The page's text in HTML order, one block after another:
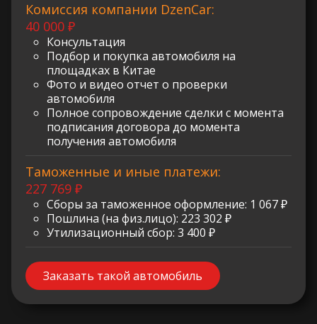
Комиссия компании DzenCar:
40 000 ₽
Консультация
Подбор и покупка автомобиля на
площадках в Китае
Фото и видео отчет о проверки
автомобиля
Полное сопровождение сделки с момента
подписания договора до момента
получения автомобиля
Таможенные и иные платежи:
227 769 ₽
Сборы за таможенное оформление: 1 067 ₽
Пошлина (на физ.лицо): 223 302 ₽
Утилизационный сбор: 3 400 ₽
Заказать такой автомобиль